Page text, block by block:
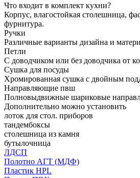
Что входит в комплект кухни?
Корпус, влагостойкая столешница,
фурнитура.
Ручки
Различные варианты дизайна и
Петли
С доводчиком или без доводчика от
Сушка для посуды
Хромированная сушка с двойным
Направляющие пвш
Полновыдвижные шариковые
Дополнительно можно установить
лоток для стол. приборов
тандембоксы
столешница из камня
бутылочница
ЛДСП
Полотно АГТ (МДФ)
Пластик HPL